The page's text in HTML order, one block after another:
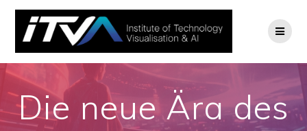
Zum
Inhalt
springen
Die neue Ära des